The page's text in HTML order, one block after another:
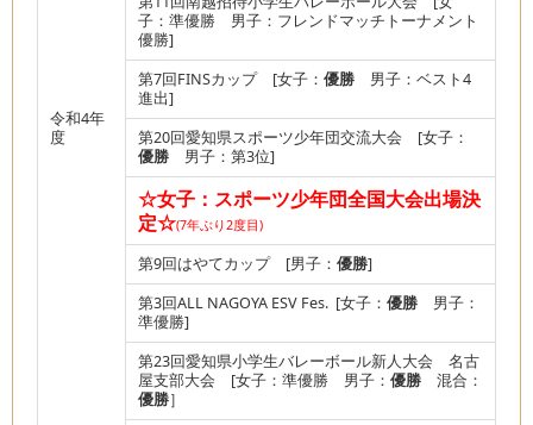
令和4年
度
子：準優勝 男子：フレンドマッチトーナメント
優勝]
第7回FINSカップ [女子： 優勝 男子：ベスト4
進出]
第20回愛知県スポーツ少年団交流大会 [女子：
優勝 男子：第3位]
☆女子：スポーツ少年団全国大会出場決
定☆(7年ぶり2度目)
第9回はやてカップ [男子： 優勝]
第3回ALL NAGOYA ESV Fes. [女子： 優勝 男子：
準優勝]
第23回愛知県小学生バレーボール新人大会 名古
屋支部大会 [女子：準優勝 男子： 優勝 混合：
優勝］